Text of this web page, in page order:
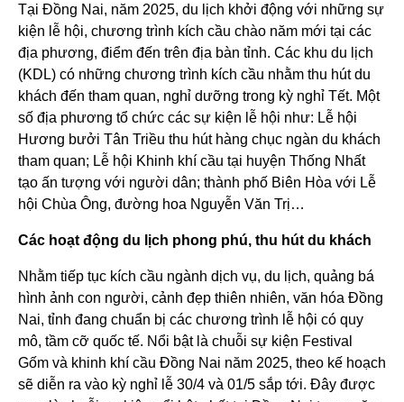
Tại Đồng Nai, năm 2025, du lịch khởi động với những sự
kiện lễ hội, chương trình kích cầu chào năm mới tại các
địa phương, điểm đến trên địa bàn tỉnh. Các khu du lịch
(KDL) có những chương trình kích cầu nhằm thu hút du
khách đến tham quan, nghỉ dưỡng trong kỳ nghỉ Tết. Một
số địa phương tổ chức các sự kiện lễ hội như: Lễ hội
Hương bưởi Tân Triều thu hút hàng chục ngàn du khách
tham quan; Lễ hội Khinh khí cầu tại huyện Thống Nhất
tạo ấn tượng với người dân; thành phố Biên Hòa với Lễ
hội Chùa Ông, đường hoa Nguyễn Văn Trị…
Các hoạt động du lịch phong phú, thu hút du khách
Nhằm tiếp tục kích cầu ngành dịch vụ, du lịch, quảng bá
hình ảnh con người, cảnh đẹp thiên nhiên, văn hóa Đồng
Nai, tỉnh đang chuẩn bị các chương trình lễ hội có quy
mô, tầm cỡ quốc tế. Nổi bật là chuỗi sự kiện Festival
Gốm và khinh khí cầu Đồng Nai năm 2025, theo kế hoạch
sẽ diễn ra vào kỳ nghỉ lễ 30/4 và 01/5 sắp tới. Đây được